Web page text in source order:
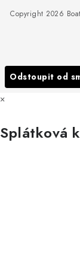
Obchodní
Podmínky
Všechny značky
Copyright 2026
Odstoupit od
×
Splátková